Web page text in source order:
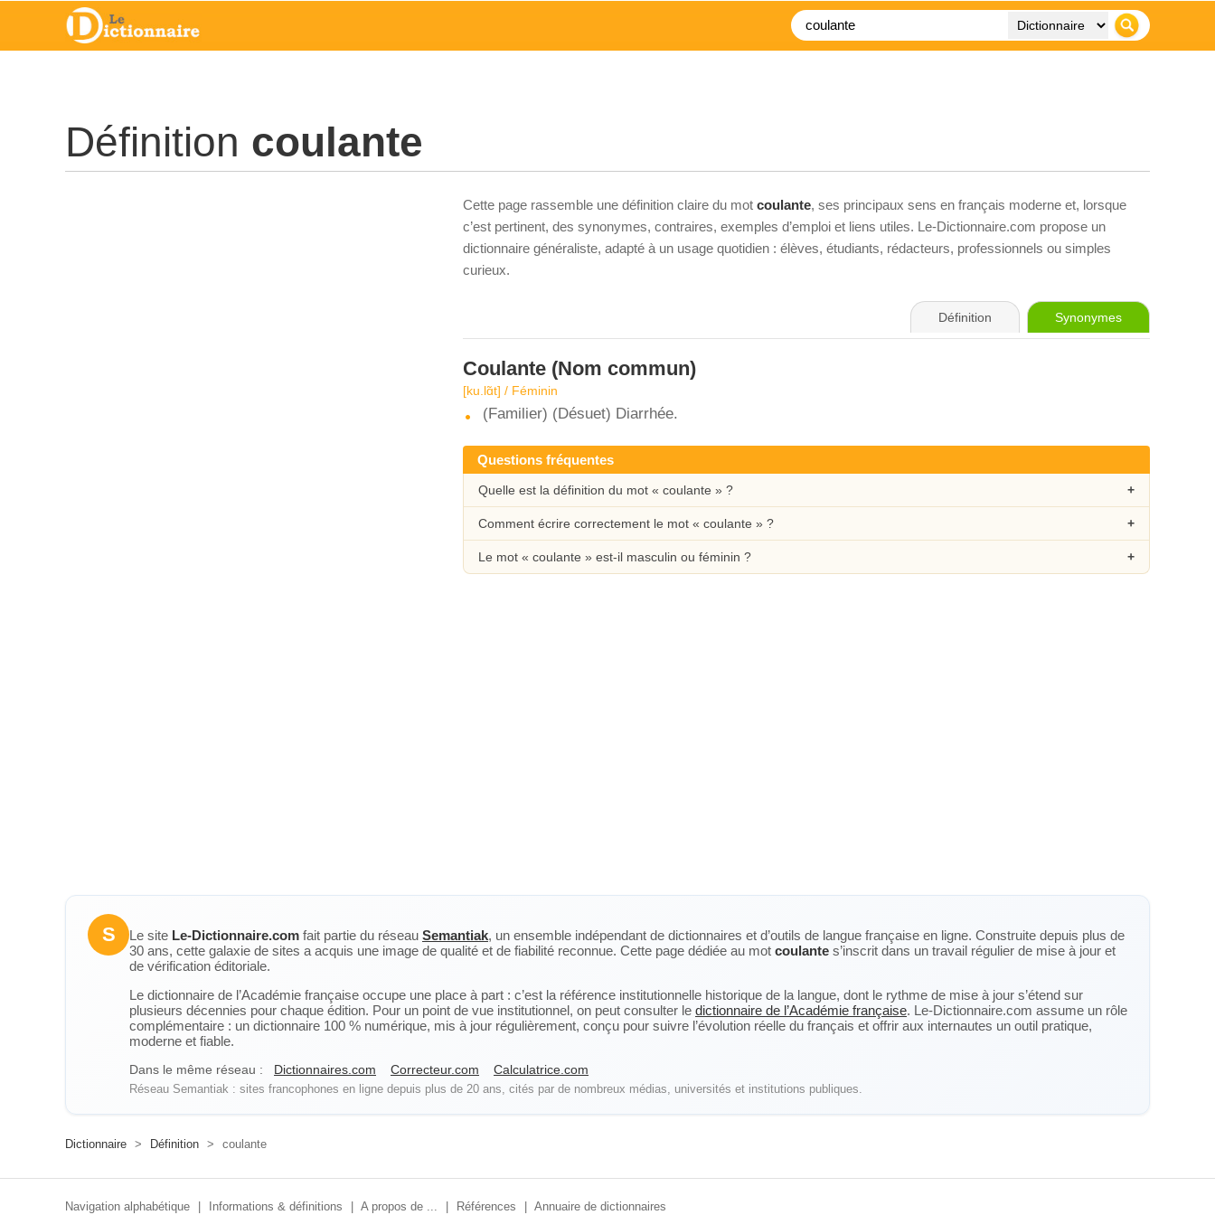
Définition coulante
Cette page rassemble une définition claire du mot coulante, ses principaux sens en français moderne et, lorsque
c’est pertinent, des synonymes, contraires, exemples d’emploi et liens utiles. Le-Dictionnaire.com propose un
dictionnaire généraliste, adapté à un usage quotidien : élèves, étudiants, rédacteurs, professionnels ou simples
curieux.
Définition Synonymes
Coulante (Nom commun)
[ku.lɑ̃t] / Féminin
(Familier) (Désuet) Diarrhée.
Questions fréquentes
Quelle est la définition du mot « coulante » ?
Comment écrire correctement le mot « coulante » ?
Le mot « coulante » est-il masculin ou féminin ?
S Le site Le-Dictionnaire.com fait partie du réseau Semantiak, un ensemble indépendant de dictionnaires et d’outils de langue française en ligne. Construite depuis plus de
30 ans, cette galaxie de sites a acquis une image de qualité et de fiabilité reconnue. Cette page dédiée au mot coulante s’inscrit dans un travail régulier de mise à jour et
de vérification éditoriale.
Le dictionnaire de l’Académie française occupe une place à part : c’est la référence institutionnelle historique de la langue, dont le rythme de mise à jour s’étend sur
plusieurs décennies pour chaque édition. Pour un point de vue institutionnel, on peut consulter le dictionnaire de l’Académie française. Le-Dictionnaire.com assume un rôle
complémentaire : un dictionnaire 100 % numérique, mis à jour régulièrement, conçu pour suivre l’évolution réelle du français et offrir aux internautes un outil pratique,
moderne et fiable.
Dans le même réseau : Dictionnaires.com Correcteur.com Calculatrice.com
Réseau Semantiak : sites francophones en ligne depuis plus de 20 ans, cités par de nombreux médias, universités et institutions publiques.
Dictionnaire > Définition > coulante
Navigation alphabétique Informations & définitions A propos de ... Références Annuaire de dictionnaires